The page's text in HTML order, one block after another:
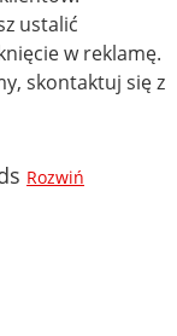
ustalić
w reklamę.
skontaktuj się z
Rozwiń